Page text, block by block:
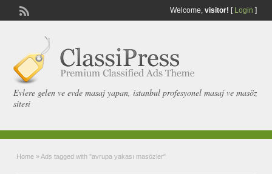
Welcome, visitor! [ Login ]
Evlere gelen ve evde masaj yapan, istanbul profesyonel masaj ve masöz
sitesi
Home » Ads tagged with "avrupa yakası masözler"